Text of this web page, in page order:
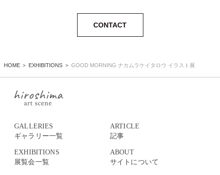
CONTACT
HOME EXHIBITIONS GOOD MORNING ナカムラケイタロウ イラスト展
GALLERIES
ギャラリー一覧
EXHIBITIONS
展覧会一覧
ARTICLE
記事
ABOUT
サイトについて